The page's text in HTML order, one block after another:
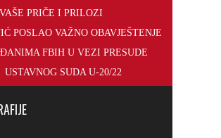
VAŠE PRIČE I PRILOZI
POSLAO VAŽNO OBAVJEŠTENJE
FBIH U VEZI PRESUDE
USTAVNOG SUDA U-20/22